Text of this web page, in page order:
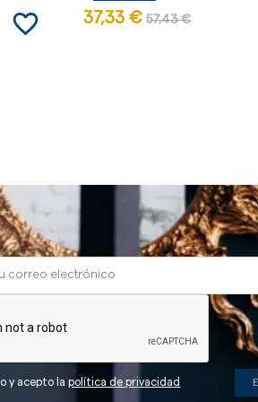
favorite_border 37,33 € 57,43 €
y acepto lapolítica de privacidad